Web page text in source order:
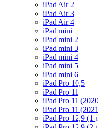
iPad Air 2
iPad Air 3
iPad Air 4
iPad mini
iPad mini 2
iPad mini 3
iPad mini 4
iPad mini 5
iPad mini 6
iPad Pro 10,5
iPad Pro 11
iPad Pro 11
iPad Pro 11
iPad Pro 12,9 (1